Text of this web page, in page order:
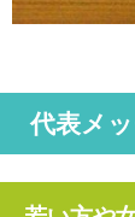
代表メ